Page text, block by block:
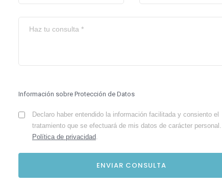
Información sobre Protección de Datos
Declaro haber entendido la información facilitada y consiento el
tratamiento que se efectuará de mis datos de carácter personal.
Política de privacidad.